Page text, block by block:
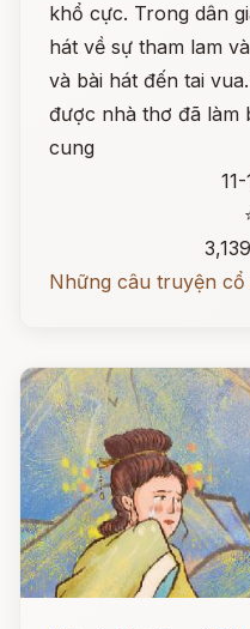
khổ cực. Trong dân
hát về sự tham lam
và bài hát đến tai
được nhà thơ đã làm
cung
Những câu truyện cổ